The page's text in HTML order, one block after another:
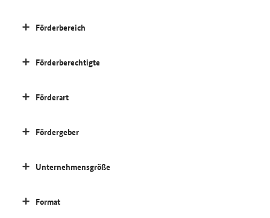
Förderbereich
Förderberechtigte
Förderart
Fördergeber
Unternehmensgröße
Format